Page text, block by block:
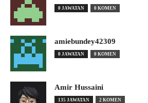
0 JAWATAN 0 KOMEN
amiebundey42309
0 JAWATAN 0 KOMEN
Amir Hussaini
135 JAWATAN 2 KOMEN